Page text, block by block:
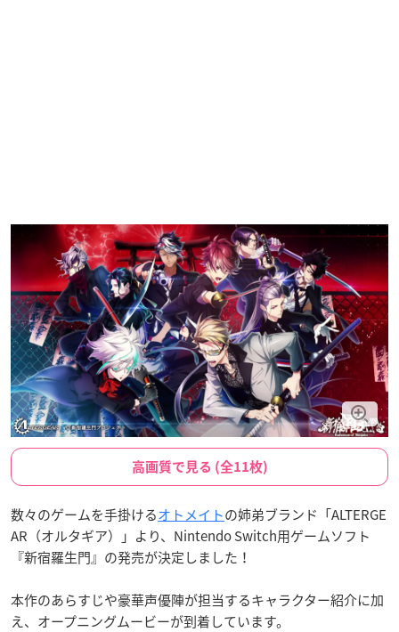
高画質で見る (全11枚)
数々のゲームを手掛けるオトメイトの姉弟ブランド「ALTERGE
AR（オルタギア）」より、Nintendo Switch用ゲームソフト
『新宿羅生門』の発売が決定しました！
本作のあらすじや豪華声優陣が担当するキャラクター紹介に加
え、オープニングムービーが到着しています。